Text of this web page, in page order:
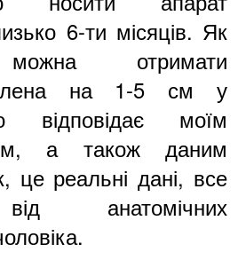
6-ти місяців. Як
можна отримати
на 1-5 см у
моїм
а також даним
це реальні дані, все
анатомічних